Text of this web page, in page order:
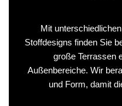
Mit
Stoffdesigns finden Sie
große Terrassen
Außenbereiche. Wir
und Form, damit